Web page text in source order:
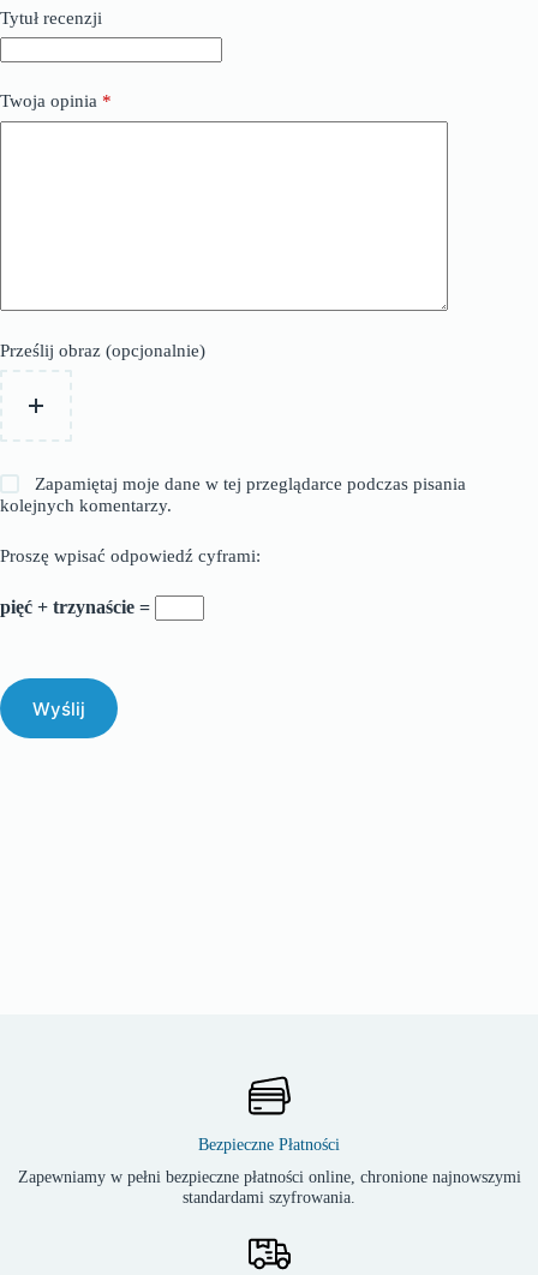
Tytuł recenzji
Twoja opinia *
Prześlij obraz (opcjonalnie)
Zapamiętaj moje dane w tej przeglądarce podczas pisania
kolejnych komentarzy.
Proszę wpisać odpowiedź cyframi:
pięć + trzynaście =
Wyślij
Bezpieczne Płatności
Zapewniamy w pełni bezpieczne płatności online, chronione najnowszymi
standardami szyfrowania.